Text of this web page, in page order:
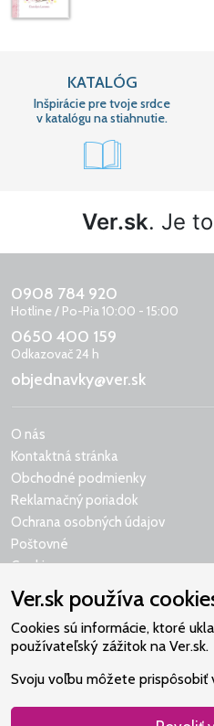
KATALÓG
Inšpirácie pre tvoje srdce
v katalógu na stiahnutie.
Ver.sk. Je
0908 784 920
Hotline / Po-Pia 10:00 - 15:00
0650 400 159
Odkazovač 24 h
objednavky@ver.sk
O nás
Kontaktná stránka
Obchodné podmienky
Reklamačný poriadok
Ochrana osobných údajov
Poštovné
Cookies
Naše srdce je v Martindome.
Podporujeme aktivity
ktoré pomáha nájsť vzťah s Bohom.
Ver.sk používa
Cookies sú informácie, ktoré
používateľský zážitok na Ver.sk.
Svoju voľbu môžete prispôsobiť